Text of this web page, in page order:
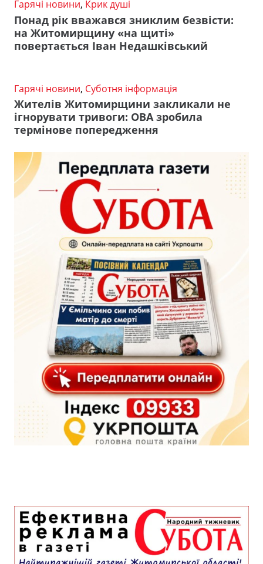
Гарячі новини, Крик душі
Понад рік вважався зниклим безвісти:
на Житомирщину «на щиті»
повертається Іван Недашківський
Гарячі новини, Суботня інформація
Жителів Житомирщини закликали не
ігнорувати тривоги: ОВА зробила
термінове попередження